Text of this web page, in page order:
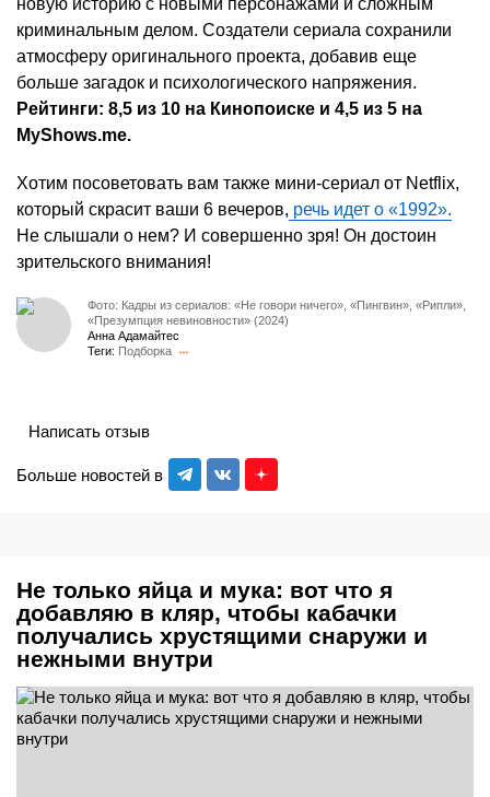
новую историю с новыми персонажами и сложным
криминальным делом. Создатели сериала сохранили
атмосферу оригинального проекта, добавив еще
больше загадок и психологического напряжения.
Рейтинги: 8,5 из 10 на Кинопоиске и 4,5 из 5 на
MyShows.me.
Хотим посоветовать вам также мини-сериал от Netflix,
который скрасит ваши 6 вечеров, речь идет о «1992».
Не слышали о нем? И совершенно зря! Он достоин
зрительского внимания!
Фото: Кадры из сериалов: «Не говори ничего», «Пингвин», «Рипли»,
«Презумпция невиновности» (2024)
Анна Адамайтес
Теги: Подборка
Больше новостей в
Написать отзыв
Не только яйца и мука: вот что я
добавляю в кляр, чтобы кабачки
получались хрустящими снаружи и
нежными внутри